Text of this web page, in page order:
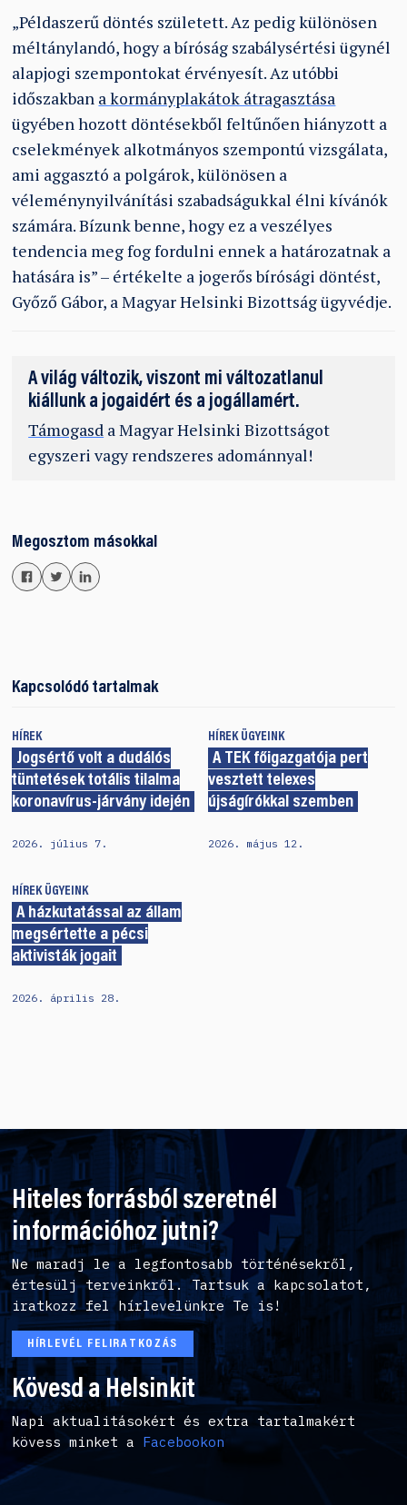
„Példaszerű döntés született. Az pedig különösen
méltánylandó, hogy a bíróság szabálysértési ügynél
alapjogi szempontokat érvényesít. Az utóbbi
időszakban a kormányplakátok átragasztása
ügyében hozott döntésekből feltűnően hiányzott a
cselekmények alkotmányos szempontú vizsgálata,
ami aggasztó a polgárok, különösen a
véleménynyilvánítási szabadságukkal élni kívánók
számára. Bízunk benne, hogy ez a veszélyes
tendencia meg fog fordulni ennek a határozatnak a
hatására is” – értékelte a jogerős bírósági döntést,
Győző Gábor, a Magyar Helsinki Bizottság ügyvédje.
A világ változik, viszont mi változatlanul
kiállunk a jogaidért és a jogállamért.
Támogasd a Magyar Helsinki Bizottságot
egyszeri vagy rendszeres adománnyal!
Megosztom másokkal
Kapcsolódó tartalmak
HÍREK
Jogsértő volt a dudálós
tüntetések totális tilalma
koronavírus-járvány idején
2026. július 7.
HÍREK ÜGYEINK
A TEK főigazgatója pert
vesztett telexes
újságírókkal szemben
2026. május 12.
HÍREK ÜGYEINK
A házkutatással az állam
megsértette a pécsi
aktivisták jogait
2026. április 28.
Hiteles forrásból szeretnél
információhoz jutni?
Ne maradj le a legfontosabb történésekről,
értesülj terveinkről. Tartsuk a kapcsolatot,
iratkozz fel hírlevelünkre Te is!
HÍRLEVÉL FELIRATKOZÁS
Kövesd a Helsinkit
Napi aktualitásokért és extra tartalmakért
kövess minket a Facebookon